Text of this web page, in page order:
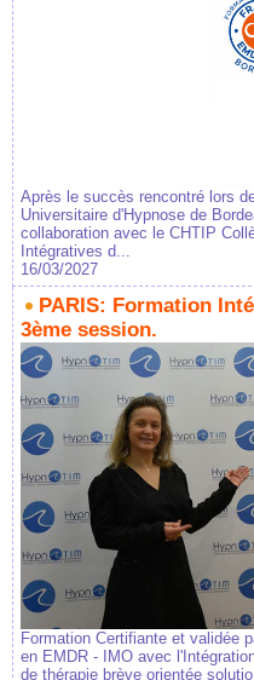
Après le succès rencontré lors
Universitaire d'Hypnose de
collaboration avec le CHTIP
Intégratives d...
16/03/2027
PARIS: Formation
3ème session.
Formation Certifiante et validée
en EMDR - IMO avec
de thérapie brève orientée